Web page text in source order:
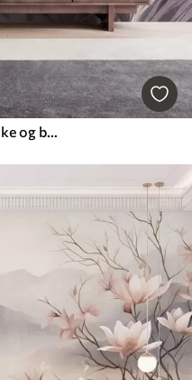
Lavendelblomster med lange stilke og blade, kunstværk i bløde pastelfarver med struktur